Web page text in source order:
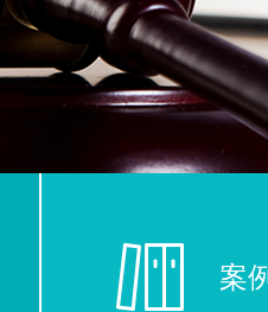
案